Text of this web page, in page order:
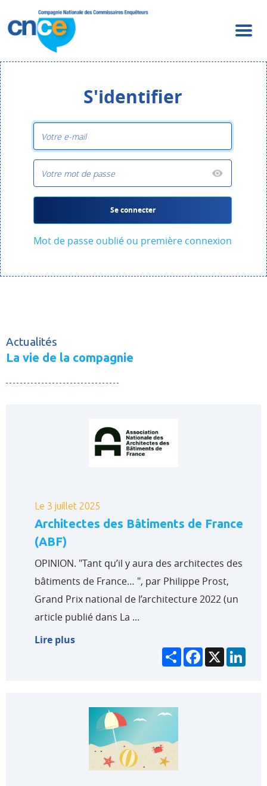
S'identifier
Se connecter
Mot de passe oublié ou première connexion
Actualités
La vie de la compagnie
Le 3 juillet 2025
Architectes des Bâtiments de France
(ABF)
OPINION. "Tant qu’il y aura des architectes des
bâtiments de France… ", par Philippe Prost,
Grand Prix national de l’architecture 2022 (un
article publié dans La ...
Lire plus
PartagerFacebook
X